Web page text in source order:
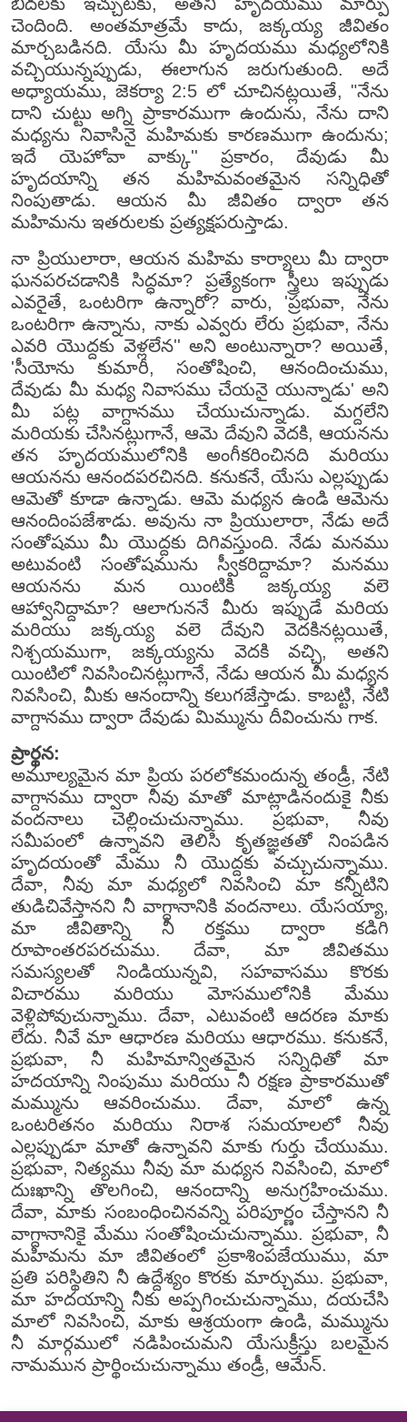
చెందింది. అంతమాత్రమే కాదు, జక్కయ్య జీవితం
మార్చబడినది. యేసు మీ హృదయము మధ్యలోనికి
వచ్చియున్నప్పుడు, ఈలాగున జరుగుతుంది. అదే
అధ్యాయము, జెకర్యా 2:5 లో చూచినట్లయితే, "నేను
దాని చుట్టు అగ్ని ప్రాకారముగా ఉందును, నేను దాని
మధ్యను నివాసినై మహిమకు కారణముగా ఉందును;
ఇదే యెహోవా వాక్కు'' ప్రకారం, దేవుడు మీ
హృదయాన్ని తన మహిమవంతమైన సన్నిధితో
నింపుతాడు. ఆయన మీ జీవితం ద్వారా తన
మహిమను ఇతరులకు ప్రత్యక్షపరుస్తాడు.
నా ప్రియులారా, ఆయన మహిమ కార్యాలు మీ ద్వారా
ఘనపరచడానికి సిద్ధమా? ప్రత్యేకంగా స్త్రీలు ఇప్పుడు
ఎవరైతే, ఒంటరిగా ఉన్నారో? వారు, 'ప్రభువా, నేను
ఒంటరిగా ఉన్నాను, నాకు ఎవ్వరు లేరు ప్రభువా, నేను
ఎవరి యొద్దకు వెళ్లలేన'' అని అంటున్నారా? అయితే,
'సీయోను కుమారీ, సంతోషించి, ఆనందించుము,
దేవుడు మీ మధ్య నివాసము చేయనై యున్నాడు' అని
మీ పట్ల వాగ్దానము చేయుచున్నాడు. మగ్దలేని
మరియకు చేసినట్లుగానే, ఆమె దేవుని వెదకి, ఆయనను
తన హృదయములోనికి అంగీకరించినది మరియు
ఆయనను ఆనందపరచినది. కనుకనే, యేసు ఎల్లప్పుడు
ఆమెతో కూడా ఉన్నాడు. ఆమె మధ్యన ఉండి ఆమెను
ఆనందింపజేశాడు. అవును నా ప్రియులారా, నేడు అదే
సంతోషము మీ యొద్దకు దిగివస్తుంది. నేడు మనము
అటువంటి సంతోషమును స్వీకరిద్దామా? మనము
ఆయనను మన యింటికి జక్కయ్య వలె
ఆహ్వానిద్దామా? ఆలాగుననే మీరు ఇప్పుడే మరియ
మరియు జక్కయ్య వలె దేవుని వెదకినట్లయితే,
నిశ్చయముగా, జక్కయ్యను వెదకి వచ్చి, అతని
యింటిలో నివసించినట్లుగానే, నేడు ఆయన మీ మధ్యన
నివసించి, మీకు ఆనందాన్ని కలుగజేస్తాడు. కాబట్టి, నేటి
వాగ్దానము ద్వారా దేవుడు మిమ్మును దీవించును గాక.
ప్రార్థన:
అమూల్యమైన మా ప్రియ పరలోకమందున్న తండ్రీ, నేటి
వాగ్దానము ద్వారా నీవు మాతో మాట్లాడినందుకై నీకు
వందనాలు చెల్లించుచున్నాము. ప్రభువా, నీవు
సమీపంలో ఉన్నావని తెలిసి కృతజ్ఞతతో నింపడిన
హృదయంతో మేము నీ యొద్దకు వచ్చుచున్నాము.
దేవా, నీవు మా మధ్యలో నివసించి మా కన్నీటిని
తుడిచివేస్తానని నీ వాగ్దానానికి వందనాలు. యేసయ్యా,
మా జీవితాన్ని నీ రక్తము ద్వారా కడిగి
రూపాంతరపరచుము. దేవా, మా జీవితము
సమస్యలతో నిండియున్నవి, సహవాసము కొరకు
విచారము మరియు మోసములోనికి మేము
వెళ్లిపోవుచున్నాము. దేవా, ఎటువంటి ఆదరణ మాకు
లేదు. నీవే మా ఆధారణ మరియు ఆధారము. కనుకనే,
ప్రభువా, నీ మహిమాన్వితమైన సన్నిధితో మా
హదయాన్ని నింపుము మరియు నీ రక్షణ ప్రాకారముతో
మమ్మును ఆవరించుము. దేవా, మాలో ఉన్న
ఒంటరితనం మరియు నిరాశ సమయాలలో నీవు
ఎల్లప్పుడూ మాతో ఉన్నావని మాకు గుర్తు చేయుము.
ప్రభువా, నిత్యము నీవు మా మధ్యన నివసించి, మాలో
దుఃఖాన్ని తొలగించి, ఆనందాన్ని అనుగ్రహించుము.
దేవా, మాకు సంబంధించినవన్ని పరిపూర్ణం చేస్తానని నీ
వాగ్దానానికై మేము సంతోషించుచున్నాము. ప్రభువా, నీ
మహిమను మా జీవితంలో ప్రకాశింపజేయుము, మా
ప్రతి పరిస్థితిని నీ ఉద్దేశ్యం కొరకు మార్చుము. ప్రభువా,
మా హదయాన్ని నీకు అప్పగించుచున్నాము, దయచేసి
మాలో నివసించి, మాకు ఆశ్రయంగా ఉండి, మమ్మును
నీ మార్గములో నడిపించుమని యేసుక్రీస్తు బలమైన
నామమున ప్రార్థించుచున్నాము తండ్రీ, ఆమేన్.